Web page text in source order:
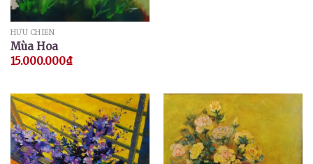
HỮU CHIẾN
Mùa Hoa
15.000.000₫